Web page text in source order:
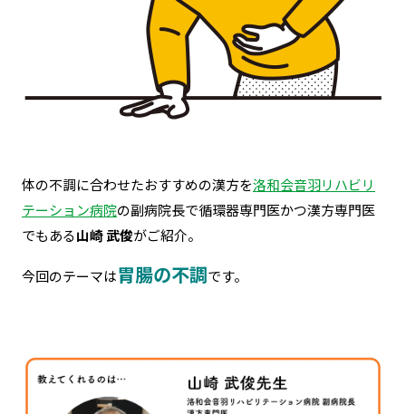
体の不調に合わせたおすすめの漢方を洛和会音羽リハビリ
テーション病院の副病院長で循環器専門医かつ漢方専門医
でもある山崎 武俊がご紹介。
今回のテーマは胃腸の不調です。